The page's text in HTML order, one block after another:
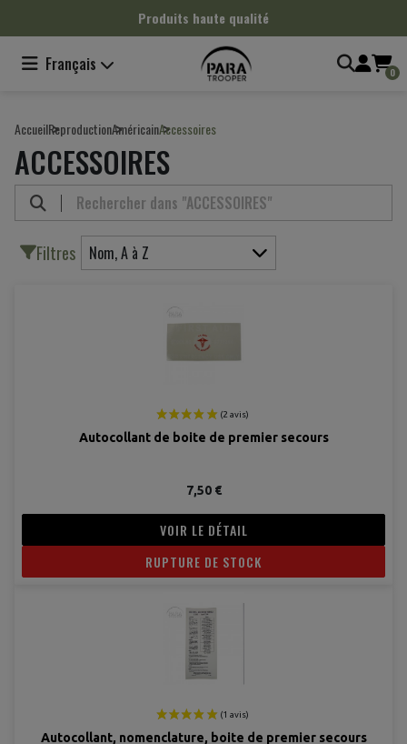
Produits haute qualité
Français 0
AccueilReproductionAméricainAccessoires
ACCESSOIRES
Filtres Nom, A à Z
Autocollant de boite de premier secours
7,50 €
VOIR LE DÉTAIL
RUPTURE DE STOCK
Autocollant, nomenclature, boite de premier secours